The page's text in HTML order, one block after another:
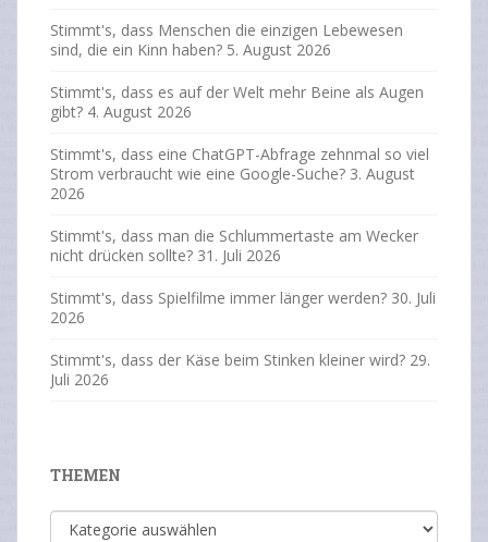
Stimmt's, dass Menschen die einzigen Lebewesen
sind, die ein Kinn haben? 5. August 2026
Stimmt's, dass es auf der Welt mehr Beine als Augen
gibt? 4. August 2026
Stimmt's, dass eine ChatGPT-Abfrage zehnmal so viel
Strom verbraucht wie eine Google-Suche? 3. August
2026
Stimmt's, dass man die Schlummertaste am Wecker
nicht drücken sollte? 31. Juli 2026
Stimmt's, dass Spielfilme immer länger werden? 30. Juli
2026
Stimmt's, dass der Käse beim Stinken kleiner wird? 29.
Juli 2026
THEMEN
Themen